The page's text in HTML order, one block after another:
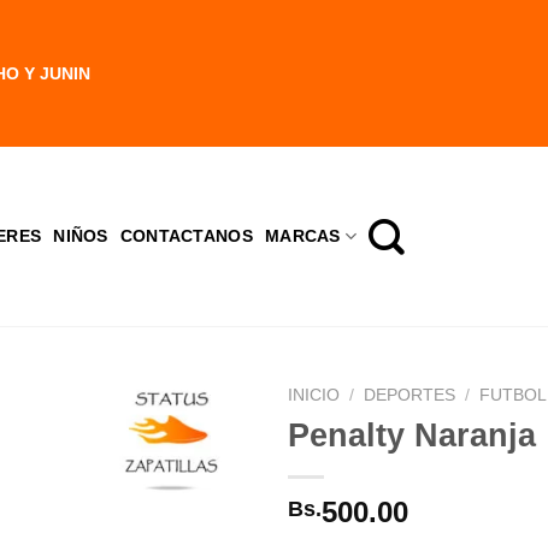
Y JUNIN
NIÑOS CONTACTANOS MARCAS
INICIO / DEPORTES / FUTBOL
Penalty Naranja
Bs.500.00